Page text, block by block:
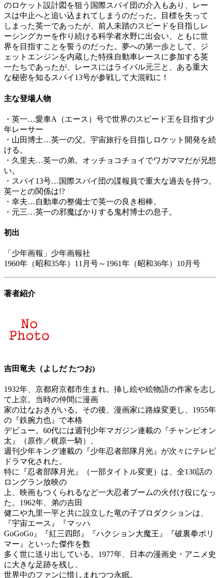
のロケット設計図を狙う国際スパイ団の介入もあり、レー
スは中止へと追い込まれてしまうのだった。目標を失って
しまった英一であったが、前人未踏のスピードを目指しレ
ーシングカーを作り続ける科学者水野に出会い、ともに世
界を目指すことを誓うのだった。夢への第一歩として、ジ
ェットエンジンを内蔵した特殊自動車レースに参加する英
一たちであったが、レースにはライバル元三と、ある重大
な秘密を知るスパイ13号が参戦して大混戦に！
主な登場人物
・英一…愛車A（エース）号で世界のスピード王を目指す少
年レーサー
・山田博士…英一の父。宇宙旅行を目指しロケット開発を続
ける。
・久里夫…英一の弟。オッチョコチョイでワガママだが兄想
い。
・スパイ13号…国際スパイ団の諜報員で重大な過去を持つ。
英一との関係は!?
・幸夫…自動車の整備士で英一の良き相棒。
・元三…英一の邪魔ばかりする鬼村博士の息子。
初出
「少年画報」少年画報社
1960年（昭和35年）11月号～1961年（昭和36年）10月号
著者紹介
吉田竜夫（よしだ たつお)
1932年、京都府京都市生まれ。挿し絵や絵物語の作家を志し
て上京。当時の仲間に漫画
家の辻なおきがいる。その後、漫画家に路線変更し、1955年
の『鉄腕力也』で本格
デビュー。60代には週刊少年マガジン連載の『チャンピオン
太』（原作／梶原一騎）、
週刊少年キング連載の『少年忍者部隊月光』が次々にテレビ
ドラマ化された。
特に『忍者部隊月光』（一部タイトル変更）は、全130話の
ロングラン放映の
上、映画もつくられるなど一大忍者ブームの火付け役になっ
た。1962年、弟の吉田
健二や九里一平と共に設立した竜の子プロダクションは、
『宇宙エース』『マッハ
GoGoGo』『紅三四郎』『ハクション大魔王』『破裏拳ポリ
マー』といった傑作を数
多く世に送り出している。1977年、日本の漫画史・アニメ史
に大きな足跡を残し、
世界中のファンに惜しまれつつ永眠。